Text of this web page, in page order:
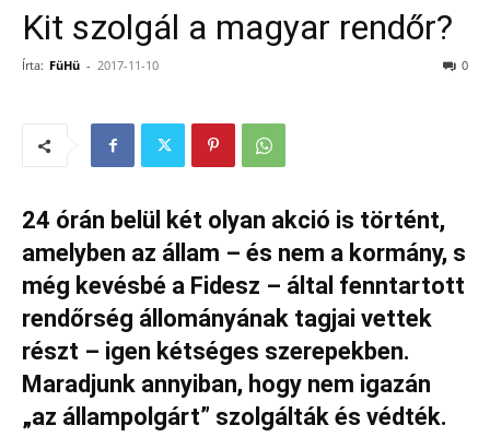
Kit szolgál a magyar rendőr?
Írta: FüHü - 2017-11-10 0
24 órán belül két olyan akció is történt,
amelyben az állam – és nem a kormány, s
még kevésbé a Fidesz – által fenntartott
rendőrség állományának tagjai vettek
részt – igen kétséges szerepekben.
Maradjunk annyiban, hogy nem igazán
„az állampolgárt” szolgálták és védték.